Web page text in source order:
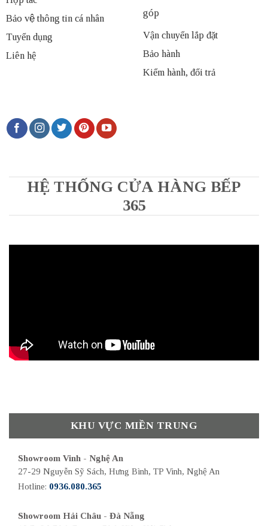
Bảo vệ thông tin cá nhân
Tuyển dụng
Liên hệ
góp
Vận chuyển lắp đặt
Bảo hành
Kiểm hành, đổi trả
HỆ THỐNG CỬA HÀNG BẾP
365
KHU VỰC MIỀN TRUNG
Showroom Vinh - Nghệ An
27-29 Nguyễn Sỹ Sách, Hưng Bình, TP Vinh, Nghệ An
Hotline: 0936.080.365
Showroom Hải Châu - Đà Nẵng